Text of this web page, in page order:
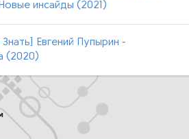
инсайды (2021)
Знать] Евгений Пупырин -
(2020)